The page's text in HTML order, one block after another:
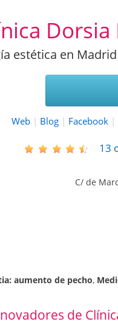
estética en
Web | Blog | Facebook |
13
C/ de
aumento de pecho,
de